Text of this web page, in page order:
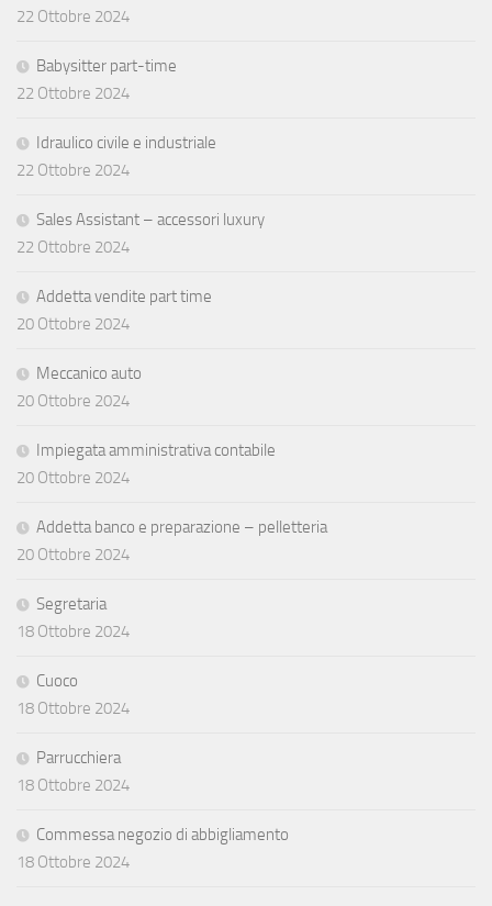
22 Ottobre 2024
Babysitter part-time
22 Ottobre 2024
Idraulico civile e industriale
22 Ottobre 2024
Sales Assistant – accessori luxury
22 Ottobre 2024
Addetta vendite part time
20 Ottobre 2024
Meccanico auto
20 Ottobre 2024
Impiegata amministrativa contabile
20 Ottobre 2024
Addetta banco e preparazione – pelletteria
20 Ottobre 2024
Segretaria
18 Ottobre 2024
Cuoco
18 Ottobre 2024
Parrucchiera
18 Ottobre 2024
Commessa negozio di abbigliamento
18 Ottobre 2024